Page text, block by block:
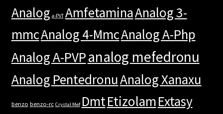
Analog a-PVT AmfetaminaAnalog 3-
mmcAnalog 4-MmcAnalog A-Php
Analog A-PVPanalog mefedronu
Analog PentedronuAnalog Xanaxu
benzo benzo-rc Crystal Mef DmtEtizolamExtasy